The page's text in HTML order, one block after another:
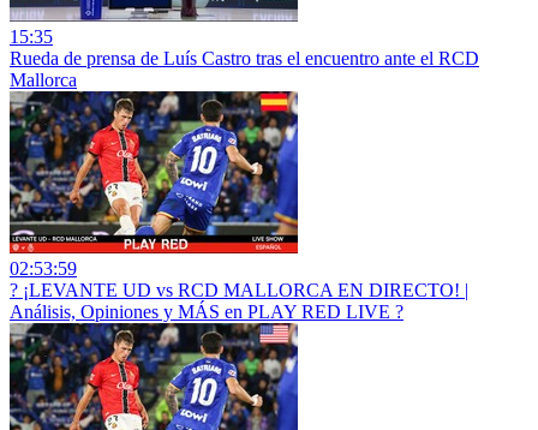
15:35
Rueda de prensa de Luís Castro tras el encuentro ante el RCD
Mallorca
02:53:59
? ¡LEVANTE UD vs RCD MALLORCA EN DIRECTO! |
Análisis, Opiniones y MÁS en PLAY RED LIVE ?